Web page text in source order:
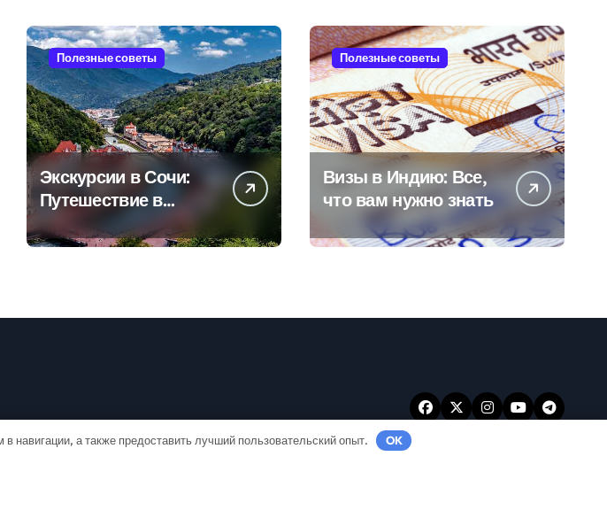
Полезные советы
Экскурсии в Сочи:
Путешествие в
сердце
Черноморского
Полезные советы
Визы в Индию: Все,
что вам нужно знать
навигации, а также предоставить лучший пользовательский опыт. OK